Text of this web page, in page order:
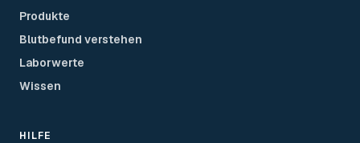
Produkte
Blutbefund verstehen
Laborwerte
Wissen
HILFE